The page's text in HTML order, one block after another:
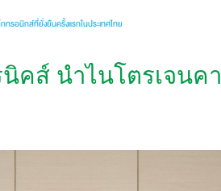
ทรอนิกส์ที่ยั่งยืนครั้งแรกในประเทศไทย
คส์ นำไนโตรเจน